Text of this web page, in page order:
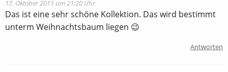
17. Oktober 2011 um 21:20 Uhr
Das ist eine sehr schöne Kollektion. Das wird bestimmt
unterm Weihnachtsbaum liegen 😉
Antworten